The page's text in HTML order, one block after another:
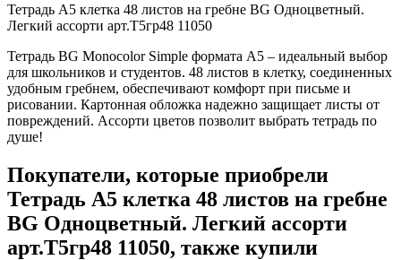
Тетрадь А5 клетка 48 листов на гребне BG Одноцветный.
Легкий ассорти арт.Т5гр48 11050
Тетрадь BG Monocolor Simple формата А5 – идеальный выбор
для школьников и студентов. 48 листов в клетку, соединенных
удобным гребнем, обеспечивают комфорт при письме и
рисовании. Картонная обложка надежно защищает листы от
повреждений. Ассорти цветов позволит выбрать тетрадь по
душе!
Покупатели, которые приобрели
Тетрадь А5 клетка 48 листов на гребне
BG Одноцветный. Легкий ассорти
арт.Т5гр48 11050, также купили